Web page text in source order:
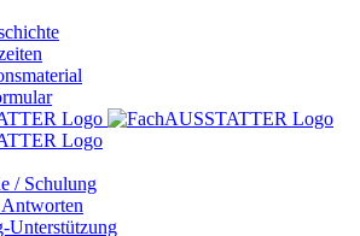
/ Schulung
Unterstützung